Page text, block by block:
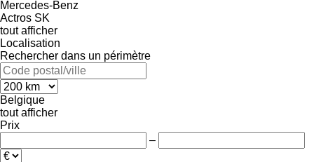
Mercedes-Benz
Actros SK
tout afficher
Localisation
Rechercher dans un périmètre
Belgique
tout afficher
Prix
–